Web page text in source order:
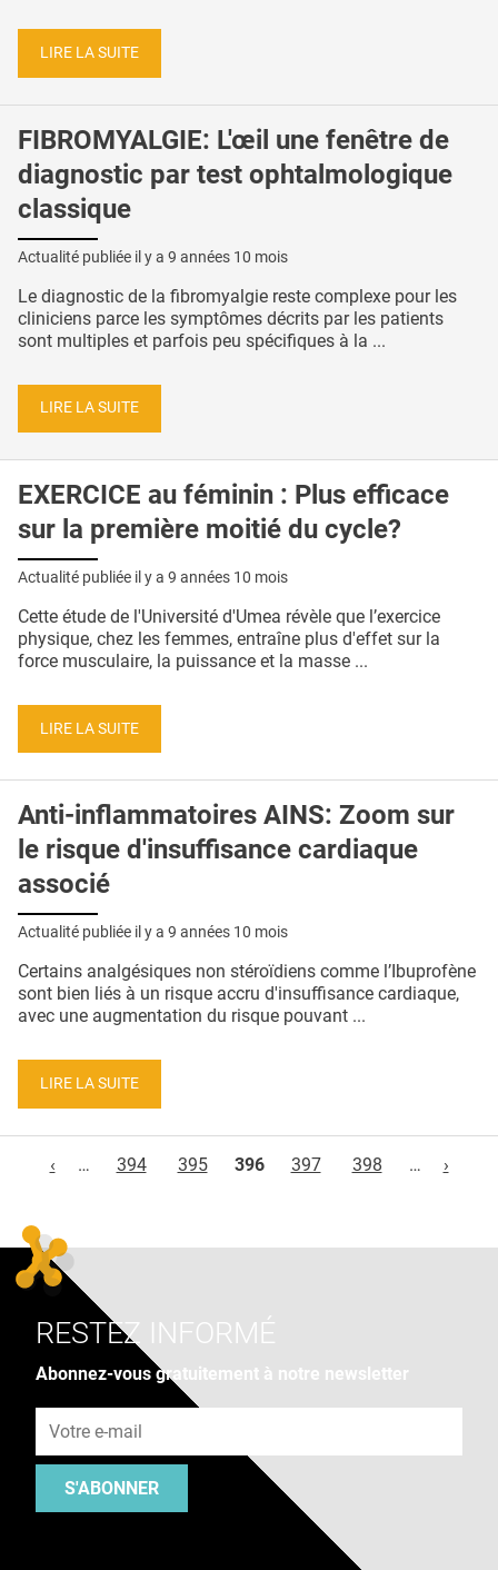
LIRE LA SUITE
FIBROMYALGIE: L'œil une fenêtre de
diagnostic par test ophtalmologique
classique
Actualité publiée il y a 9 années 10 mois
Le diagnostic de la fibromyalgie reste complexe pour les
cliniciens parce les symptômes décrits par les patients
sont multiples et parfois peu spécifiques à la ...
LIRE LA SUITE
EXERCICE au féminin : Plus efficace
sur la première moitié du cycle?
Actualité publiée il y a 9 années 10 mois
Cette étude de l'Université d'Umea révèle que l’exercice
physique, chez les femmes, entraîne plus d'effet sur la
force musculaire, la puissance et la masse ...
LIRE LA SUITE
Anti-inflammatoires AINS: Zoom sur
le risque d'insuffisance cardiaque
associé
Actualité publiée il y a 9 années 10 mois
Certains analgésiques non stéroïdiens comme l’Ibuprofène
sont bien liés à un risque accru d'insuffisance cardiaque,
avec une augmentation du risque pouvant ...
LIRE LA SUITE
‹
… 394 395 396 397 398 … ›
RESTEZ INFORMÉ
Abonnez-vous gratuitement à notre newsletter
S'ABONNER